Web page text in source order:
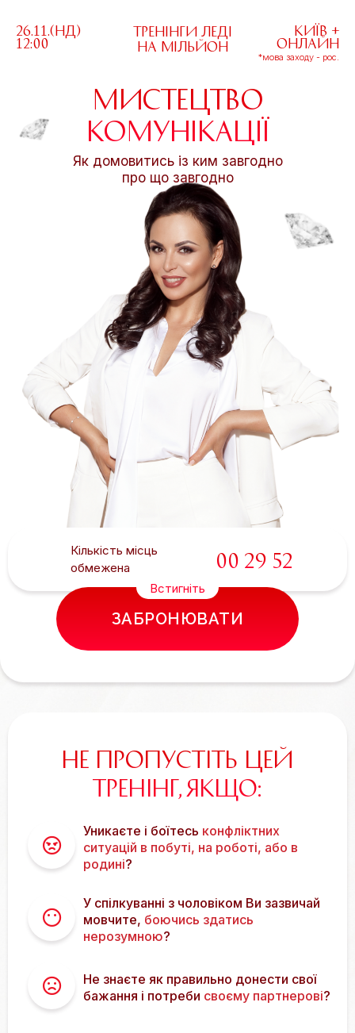
26.11.(НД)
12:00
ТРЕНІНГИ ЛЕДІ
НА МІЛЬЙОН
Київ +
Онлайн
*мова заходу - рос.
МИСТЕЦТВО
КОМУНІКАЦІЇ
Як домовитись із ким завгодно
про що завгодно
Кількість місць
обмежена
00 29 51
Встигніть
ЗАБРОНЮВАТИ
НЕ ПРОПУСТІТЬ ЦЕЙ
ТРЕНІНГ, ЯКЩО:
Уникаєте і боїтесь конфліктних
ситуацій в побуті, на роботі, або в
родині?
У спілкуванні з чоловіком Ви зазвичай
мовчите, боючись здатись
нерозумною?
Не знаєте як правильно донести свої
бажання і потреби своєму партнерові?